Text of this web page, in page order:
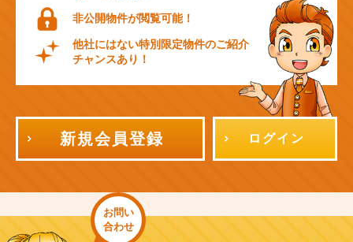
非公開物件が閲覧可能！
他社にはない特別限定物件のご紹介
チャンスあり！
新規会員登録 ログイン
お問い
合わせ